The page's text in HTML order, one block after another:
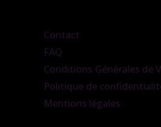
Contact
FAQ
Conditions Générales de
Politique de
Mentions légales